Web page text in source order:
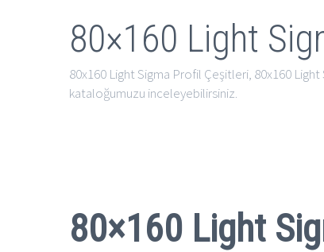
80×160 Light
80x160 Light Sigma Profil Çeşitleri, 80x160 Light
kataloğumuzu inceleyebilirsiniz.
80×160 Light